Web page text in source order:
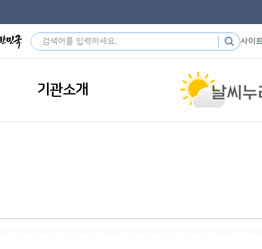
사이
기관소개